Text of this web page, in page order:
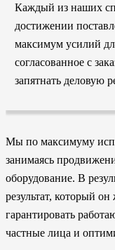
Каждый из наших
достижении
максимум усилий
согласованное с
запятнать деловую
Мы по максимуму
занимаясь
оборудование. В
результат, который
гарантировать
частные лица и